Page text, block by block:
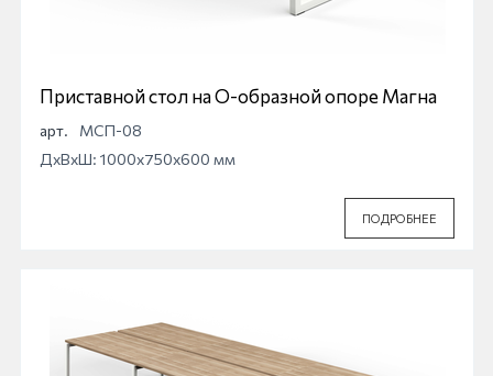
Приставной стол на О-образной опоре Магна
арт.
МСП-08
ДхВхШ: 1000x750x600 мм
ПОДРОБНЕЕ